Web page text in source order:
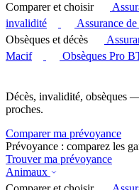
Comparer et choisir
invalidité
Assurance
Obsèques et décès
Macif
Obsèques Pro
Décès, invalidité, obsèques
proches.
Comparer ma prévoyance
Prévoyance : comparez les
Trouver ma prévoyance
Animaux